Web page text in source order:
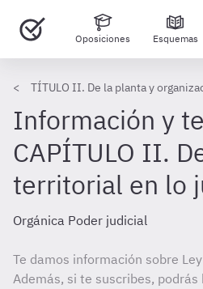
Oposiciones Esquemas
TÍTULO II. De la planta y
Información y
CAPÍTULO II.
territorial en lo
Orgánica Poder judicial
Te damos información sobre
Además, si te suscribes,